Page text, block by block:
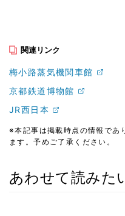
関連リンク
梅小路蒸気機関車館
京都鉄道博物館
JR西日本
※本記事は掲載時点の情報であ
ます。予めご了承ください。
あわせて読みた